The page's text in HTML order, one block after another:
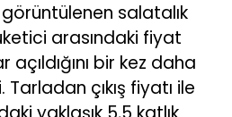
salatalık
arasındaki fiyat
açıldığını bir kez daha
çıkış fiyatı ile